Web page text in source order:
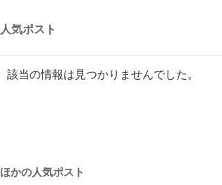
人気ポスト
該当の情報は見つかりませんでした。
ほかの人気ポスト